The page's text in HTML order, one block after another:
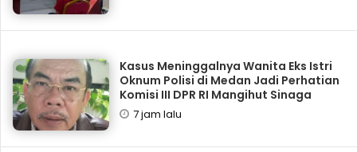
Kasus Meninggalnya Wanita Eks Istri
Oknum Polisi di Medan Jadi Perhatian
Komisi III DPR RI Mangihut Sinaga
7 jam lalu